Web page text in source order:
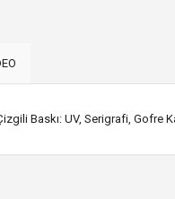
Baskı: UV, Serigrafi,